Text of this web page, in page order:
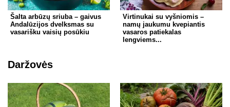
Šalta arbūzų sriuba – gaivus
Andalūzijos dvelksmas su
vasarišku vaisių posūkiu
Virtinukai su vyšniomis –
namų jaukumu kvepiantis
vasaros patiekalas
lengviems...
Daržovės